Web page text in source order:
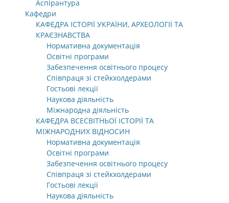
Аспірантура
Кафедри
КАФЕДРА ІСТОРІЇ УКРАЇНИ, АРХЕОЛОГІЇ ТА
КРАЄЗНАВСТВА
Нормативна документація
Освітні програми
Забезпечення освітнього процесу
Співпраця зі стейкхолдерами
Гостьові лекції
Наукова діяльність
Міжнародна діяльність
КАФЕДРА ВСЕСВІТНЬОЇ ІСТОРІЇ ТА
МІЖНАРОДНИХ ВІДНОСИН
Нормативна документація
Освітні програми
Забезпечення освітнього процесу
Співпраця зі стейкхолдерами
Гостьові лекції
Наукова діяльність